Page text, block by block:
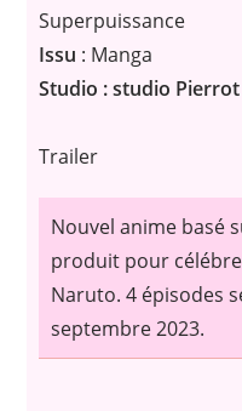
Superpuissance
Issu : Manga
Studio : studio Pierrot
Trailer
Nouvel anime basé
produit pour
Naruto. 4 épisodes
septembre 2023.